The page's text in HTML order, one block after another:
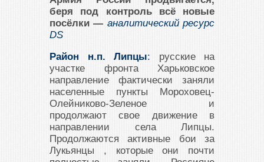
беря под контроль всё новые
посёлки — аналитический ресурс
DS
Район н.п. Липцы: русские на
участке фронта Харьковское
направление фактически заняли
населенные пункты Мороховец-
Олейниково-Зеленое и
продолжают свое движение в
направлении села Липцы.
Продолжаются активные бои за
Лукьянцы , которые они почти